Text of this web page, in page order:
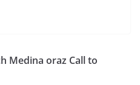
Medina oraz Call to